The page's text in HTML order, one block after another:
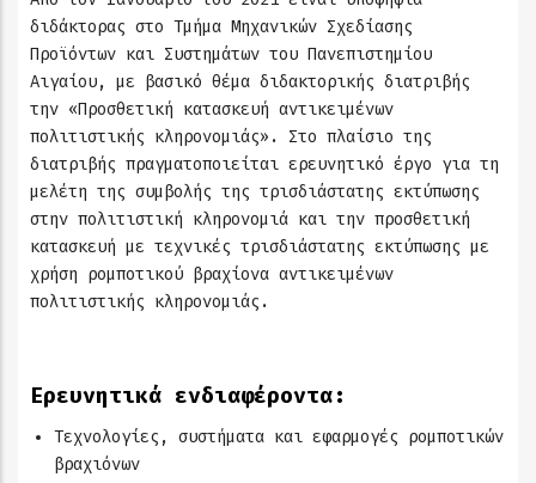
διδάκτορας στο Τμήμα Μηχανικών Σχεδίασης
Προϊόντων και Συστημάτων του Πανεπιστημίου
Αιγαίου, με βασικό θέμα διδακτορικής διατριβής
την «Προσθετική κατασκευή αντικειμένων
πολιτιστικής κληρονομιάς». Στο πλαίσιο της
διατριβής πραγματοποιείται ερευνητικό έργο για τη
μελέτη της συμβολής της τρισδιάστατης εκτύπωσης
στην πολιτιστική κληρονομιά και την προσθετική
κατασκευή με τεχνικές τρισδιάστατης εκτύπωσης με
χρήση ρομποτικού βραχίονα αντικειμένων
πολιτιστικής κληρονομιάς.
Ερευνητικά ενδιαφέροντα:
Τεχνολογίες, συστήματα και εφαρμογές ρομποτικών
βραχιόνων